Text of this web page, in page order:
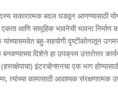
सकारात्मक बदल घडवून आणण्यासाठी
एकता आणि सामूहिक भावनेची भावना निर्माण
बहु-सहयोगी दृष्टीकोनातून
बनवण्याच्या दिशेने हा उपक्रम उत्तरोत्तर
इंटरव्हेन्शनचा एक भाग
, त्यांच्या कामासाठी आवश्यक